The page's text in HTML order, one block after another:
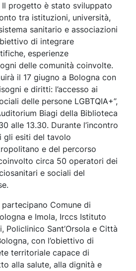
Il progetto è stato sviluppato
tra istituzioni, università,
sanitario e associazioni
di integrare
esperienze
delle comunità coinvolte.
il 17 giugno a Bologna con
e diritti: l’accesso ai
delle persone LGBTQIA+”,
Biagi della Biblioteca
alle 13.30. Durante l’incontro
gli esiti del tavolo
e del percorso
circa 50 operatori dei
e sociali del
partecipano Comune di
e Imola, Irccs Istituto
Policlinico Sant’Orsola e Città
con l’obiettivo di
territoriale capace di
alla salute, alla dignità e